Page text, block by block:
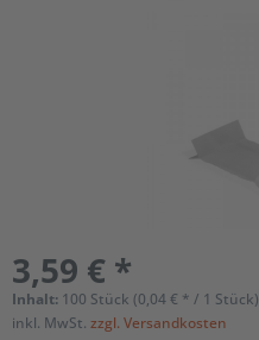
3,59 € *
Inhalt: 100 Stück (0,04 € * / 1 Stück)
inkl. MwSt. zzgl. Versandkosten